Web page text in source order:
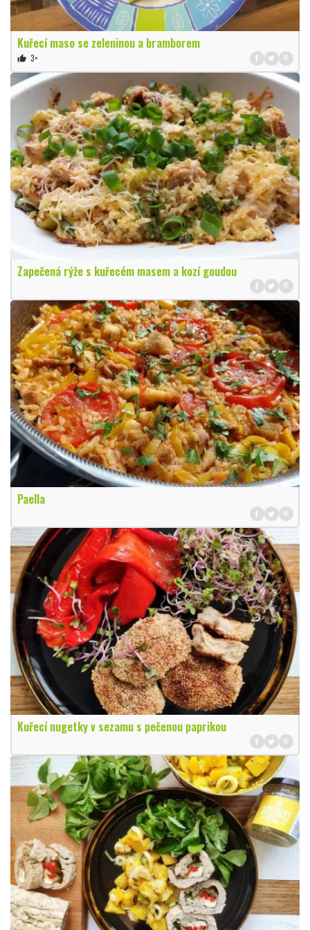
Kuřecí maso se zeleninou a bramborem
thumb_up 3×
Zapečená rýže s kuřecém masem a kozí goudou
Paella
Kuřecí nugetky v sezamu s pečenou paprikou